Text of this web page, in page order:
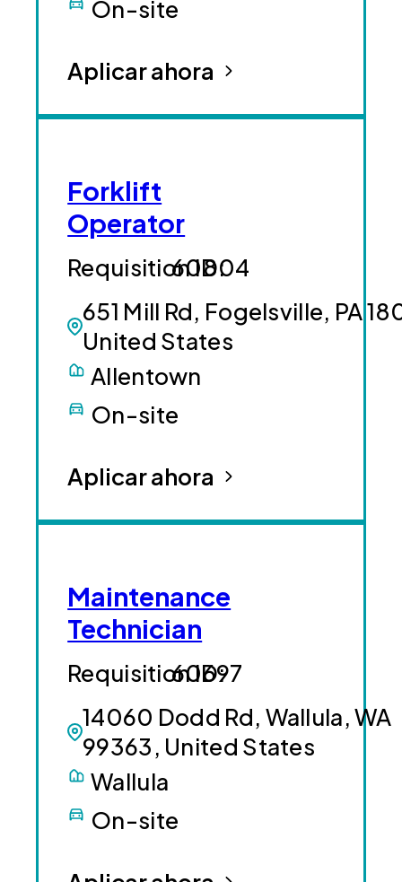
On-site
Aplicar ahora
Forklift
Operator
651 Mill Rd, Fogelsville, PA
United States
60804
Allentown
On-site
Aplicar ahora
Maintenance
Technician
14060 Dodd Rd, Wallula, WA
99363, United States
60697
Wallula
On-site